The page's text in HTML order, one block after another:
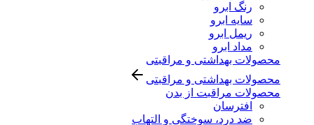
رنگ ابرو
سایه ابرو
ریمل ابرو
مداد ابرو
محصولات بهداشتی و مراقبتی
محصولات بهداشتی و مراقبتی
محصولات مراقبت از بدن
افترسان
ضد درد، سوختگی و التهاب